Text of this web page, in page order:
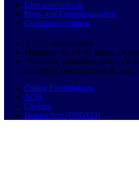
Über autobutler.de
Preis- und Ersparnisangaben
Qualitätswerkstätten
© 2026 Autobutler.de
Mühlenstr. 8a, 14167 Berlin,
*Nationale Teilnehmer-Rufnr.
von Ihrem Telefonvertrag ab, max.
Cookie Einstellungen
AGB
Cookies
Datenschutz (DSGVO)